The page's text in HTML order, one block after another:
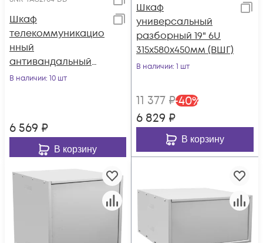
Шкаф
телекоммуникацио
нный
антивандальный
SNR-TAC2704-DD
В наличии: 10 шт
6 569 ₽
В корзину
Шкаф
универсальный
разборный 19" 6U
315x580x450мм (ВШГ)
В наличии: 1 шт
11 377 ₽-40%
6 829 ₽
В корзину